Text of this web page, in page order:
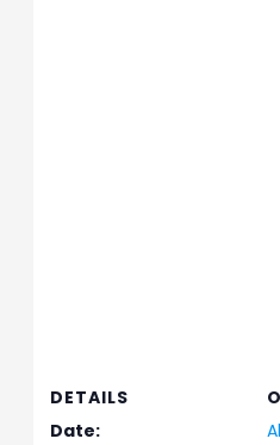
DETAILS
Date: